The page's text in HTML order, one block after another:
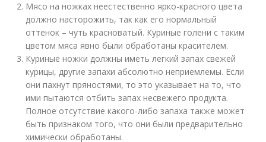
Мясо на ножках неестественно ярко-красного цвета
должно насторожить, так как его нормальный
оттенок – чуть красноватый. Куриные голени с таким
цветом мяса явно были обработаны красителем.
Куриные ножки должны иметь легкий запах свежей
курицы, другие запахи абсолютно неприемлемы. Если
они пахнут пряностями, то это указывает на то, что
ими пытаются отбить запах несвежего продукта.
Полное отсутствие какого-либо запаха также может
быть признаком того, что они были предварительно
химически обработаны.